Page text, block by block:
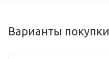
Варианты покупки